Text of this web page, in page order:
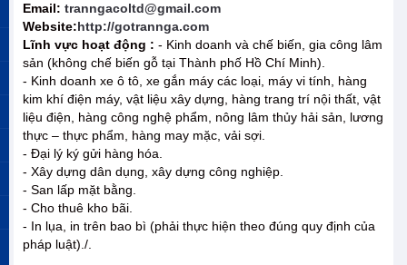
Email: tranngacoltd@gmail.com
Website:http://gotrannga.com
Lĩnh vực hoạt động : - Kinh doanh và chế biến, gia công lâm
sản (không chế biến gỗ tại Thành phố Hồ Chí Minh).
- Kinh doanh xe ô tô, xe gắn máy các loại, máy vi tính, hàng
kim khí điện máy, vật liệu xây dựng, hàng trang trí nội thất, vật
liệu điện, hàng công nghệ phẩm, nông lâm thủy hải sản, lương
thực – thực phẩm, hàng may mặc, vải sợi.
- Ðại lý ký gửi hàng hóa.
- Xây dựng dân dụng, xây dựng công nghiệp.
- San lấp mặt bằng.
- Cho thuê kho bãi.
- In lụa, in trên bao bì (phải thực hiện theo đúng quy định của
pháp luật)./.